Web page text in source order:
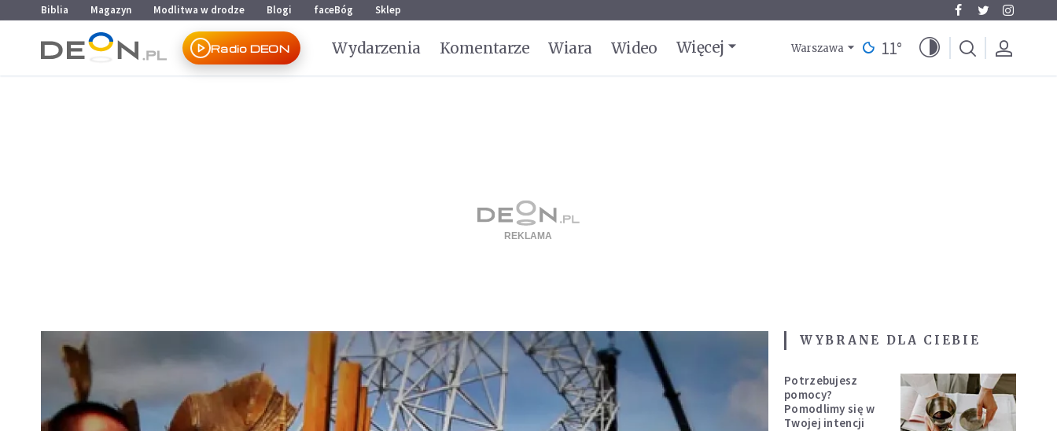
Przejdź do menu głównego
Przejdź do treści
Biblia Magazyn Modlitwa w drodze Blogi faceBóg Sklep
Radio DEON Wydarzenia Komentarze Wiara Wideo Więcej Warszawa 11°
WYBRANE DLA CIEBIE
Potrzebujesz
pomocy?
Pomodlimy się w
Twojej intencji